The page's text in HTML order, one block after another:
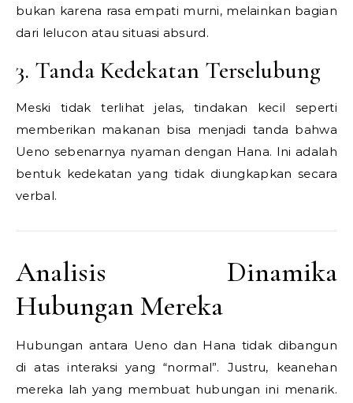
bukan karena rasa empati murni, melainkan bagian
dari lelucon atau situasi absurd.
3. Tanda Kedekatan Terselubung
Meski tidak terlihat jelas, tindakan kecil seperti
memberikan makanan bisa menjadi tanda bahwa
Ueno sebenarnya nyaman dengan Hana. Ini adalah
bentuk kedekatan yang tidak diungkapkan secara
verbal.
Analisis Dinamika
Hubungan Mereka
Hubungan antara Ueno dan Hana tidak dibangun
di atas interaksi yang “normal”. Justru, keanehan
mereka lah yang membuat hubungan ini menarik.